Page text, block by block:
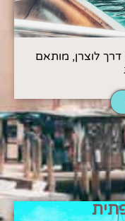
דרך לוצרן, מותאם